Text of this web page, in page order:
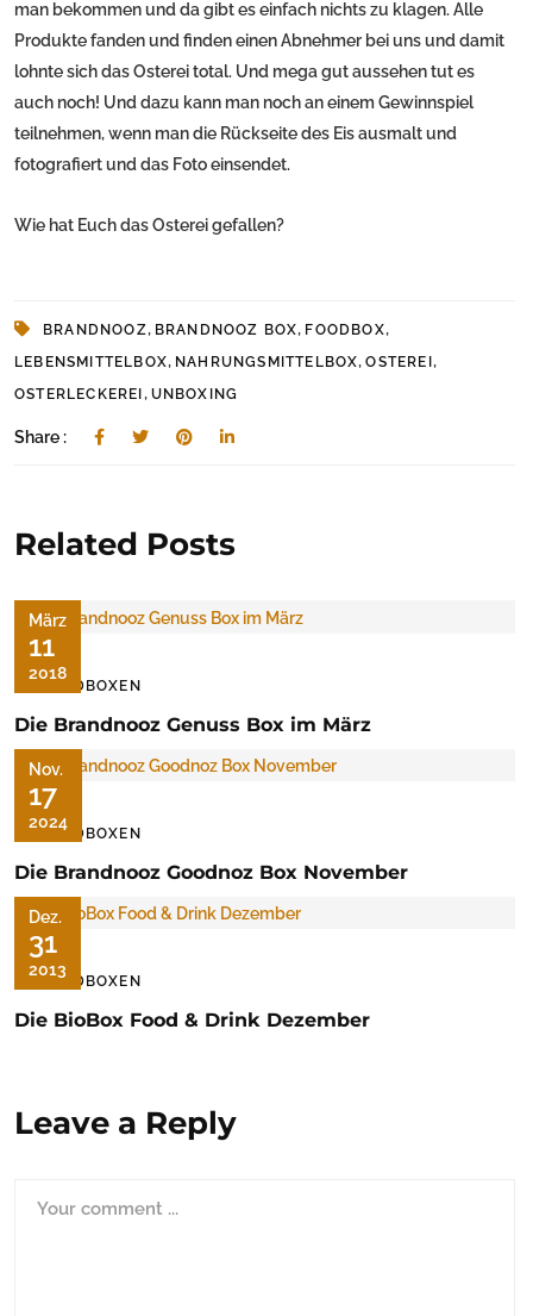
man bekommen und da gibt es einfach nichts zu klagen. Alle
Produkte fanden und finden einen Abnehmer bei uns und damit
lohnte sich das Osterei total. Und mega gut aussehen tut es
auch noch! Und dazu kann man noch an einem Gewinnspiel
teilnehmen, wenn man die Rückseite des Eis ausmalt und
fotografiert und das Foto einsendet.
Wie hat Euch das Osterei gefallen?
BRANDNOOZ, BRANDNOOZ BOX, FOODBOX,
LEBENSMITTELBOX, NAHRUNGSMITTELBOX,OSTEREI ,
OSTERLECKEREI , UNBOXING
Share :
Related Posts
März
11
2018
FOODBOXEN
Die Brandnooz Genuss Box im März
Nov.
17
2024
FOODBOXEN
Die Brandnooz Goodnoz Box November
Dez.
31
2013
FOODBOXEN
Die BioBox Food & Drink Dezember
Leave a Reply